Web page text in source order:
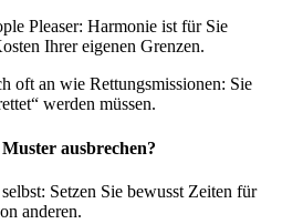
Pleaser: Harmonie ist für Sie
Ihrer eigenen Grenzen.
oft an wie Rettungsmissionen: Sie
werden müssen.
ausbrechen?
Setzen Sie bewusst Zeiten für
anderen.